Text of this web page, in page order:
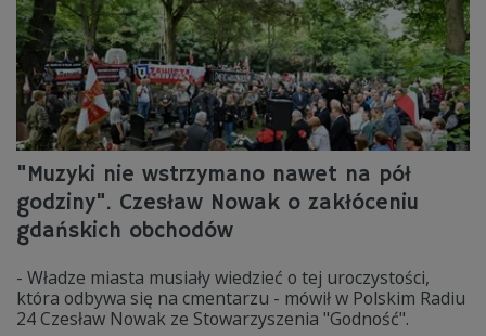
"Muzyki nie wstrzymano nawet na pół
godziny". Czesław Nowak o zakłóceniu
gdańskich obchodów
- Władze miasta musiały wiedzieć o tej uroczystości,
która odbywa się na cmentarzu - mówił w Polskim Radiu
24 Czesław Nowak ze Stowarzyszenia "Godność".